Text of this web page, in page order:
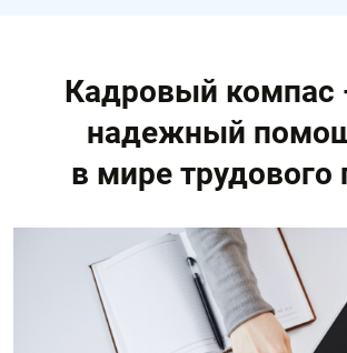
Кадровый
надежный
в мире трудового